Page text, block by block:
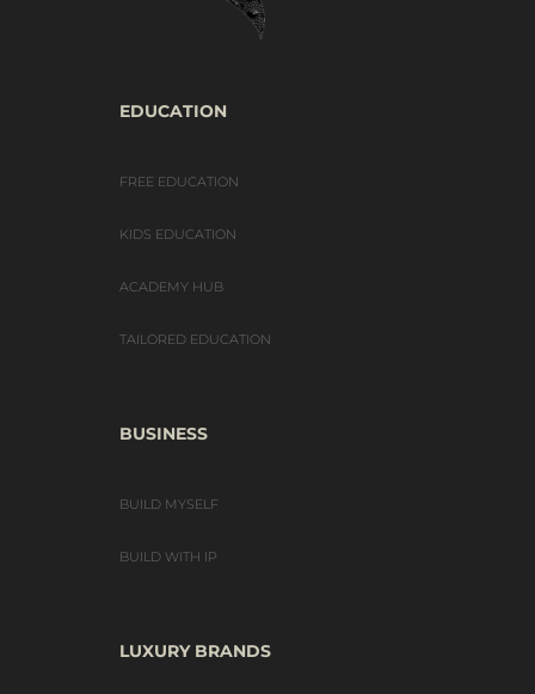
EDUCATION
FREE EDUCATION
KIDS EDUCATION
ACADEMY HUB
TAILORED EDUCATION
BUSINESS
BUILD MYSELF
BUILD WITH IP
LUXURY BRANDS